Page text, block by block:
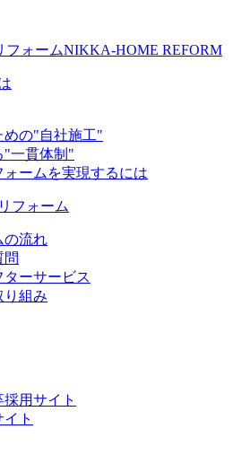
フォームNIKKA-HOME REFORM
めの"自社施工"
"一貫体制"
ォームを実現するには
フォーム
の流れ
問
ーサービス
り組み
採用サイト
ト